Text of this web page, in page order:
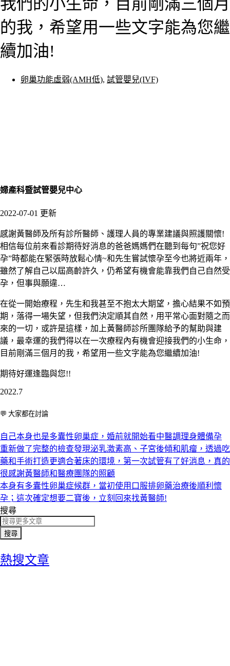
我們的小生命，目前剛滿三個月
的我，希望用一些文字能為您繼
續加油!
卵巢功能虛弱(AMH低), 試管嬰兒(IVF)
婦產科暨試管嬰兒中心
2022-07-01 更新
感謝黃醫師及所有診所醫師、護理人員的專業建議與照護關懷!
相信每位前來看診期待好消息的爸爸媽媽們在聽到每句”祝您好
孕”時都能在緊張時放鬆心情~和先生嘗試懷孕至今也將近兩年，
雖然了解自己以屆高齡許久，仍希望有機會能靠我們自己自然受
孕，但事與願違…
在從一開始療程，先生和我甚至不抱太大期望，擔心結果不如預
期，落得一場失望，但我們決定順其自然，用平常心面對隨之而
來的一切，或許是這樣，加上黃醫師診所團隊給予的幫助與建
議，最幸運的我們得以在一次療程內有機會迎接我們的小生命，
目前剛滿三個月的我，希望用一些文字能為您繼續加油!
期待好運逢臨與您!!
2022.7
💬 大家都在討論
自己本身也是多囊性卵巢症，婚前就開始看中醫調理身體備孕
重新做了完整的檢查發現泌乳激素高、子宮後傾和肌瘤，透過吃
藥和手術打造更適合著床的環境，第一次試管有了好消息，真的
很感謝黃醫師和醫療團隊的照顧
本身有多囊性卵巢症候群，當初使用口服排卵藥治療後順利懷
孕；這次確定想要二寶後，立刻回來找黃醫師!
搜尋
搜尋
熱搜文章